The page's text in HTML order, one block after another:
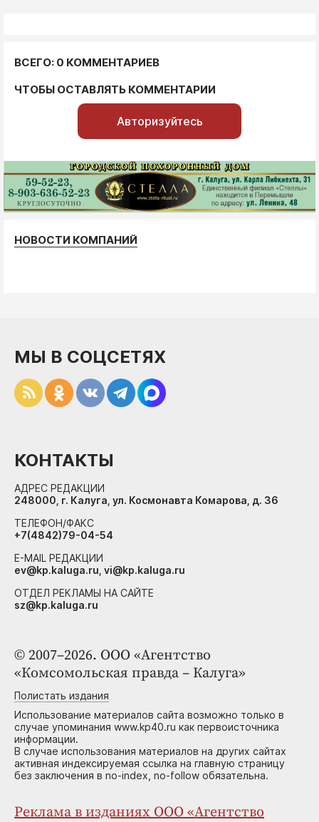
ВСЕГО: 0 КОММЕНТАРИЕВ
ЧТОБЫ ОСТАВЛЯТЬ КОММЕНТАРИИ
Авторизуйтесь
НОВОСТИ КОМПАНИЙ
© 2007–2026. ООО «Агентство
«Комсомольская правда – Калуга»
Полистать издания
Использование материалов сайта возможно только в
случае упоминания www.kp40.ru как первоисточника
информации.
В случае использования материалов на других сайтах
активная индексируемая ссылка на главную страницу
без заключения в no-index, no-follow обязательна.
Реклама в изданиях ООО «Агентство
МЫ В СОЦСЕТЯХ
КОНТАКТЫ
АДРЕС РЕДАКЦИИ
248000, г. Калуга, ул. Космонавта Комарова, д. 36
ТЕЛЕФОН/ФАКС
+7(4842)79-04-54
E-MAIL РЕДАКЦИИ
ev@kp.kaluga.ru, vi@kp.kaluga.ru
ОТДЕЛ РЕКЛАМЫ НА САЙТЕ
sz@kp.kaluga.ru